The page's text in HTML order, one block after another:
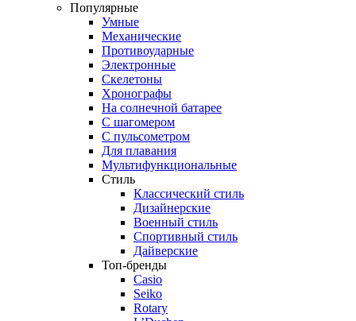
Популярные
Умные
Механические
Противоударные
Электронные
Скелетоны
Хронографы
На солнечной батарее
С шагомером
С пульсометром
Для плавания
Мультифункциональные
Стиль
Классический стиль
Дизайнерские
Военный стиль
Спортивный стиль
Дайверские
Топ-бренды
Casio
Seiko
Rotary